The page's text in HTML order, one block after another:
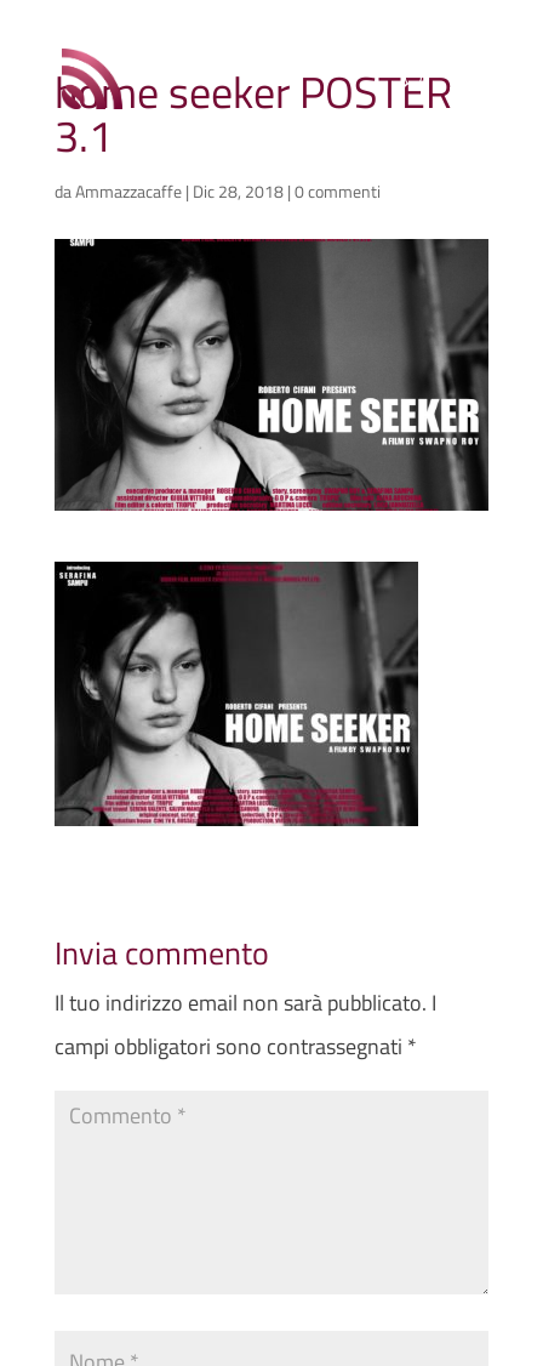
home seeker POSTER
3.1
daAmmazzacaffe| Dic 28, 2018|0 commenti
Invia commento
Il tuo indirizzo email non sarà pubblicato. I
campi obbligatori sono contrassegnati *